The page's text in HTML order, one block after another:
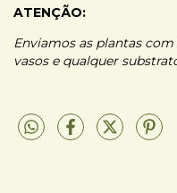
ATENÇÃO:
Enviamos as plantas
vasos e qualquer